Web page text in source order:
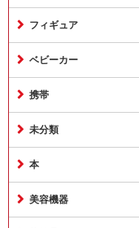
フィギュア
ベビーカー
携帯
未分類
本
美容機器